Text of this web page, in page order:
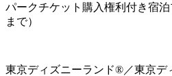
パークチケット購入権利付き宿
まで）
東京ディズニーランド®／東京